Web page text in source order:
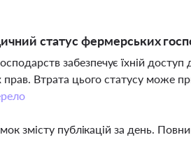
статус фермерських
забезпечує їхній
Втрата цього статусу може
змісту публікацій за день.